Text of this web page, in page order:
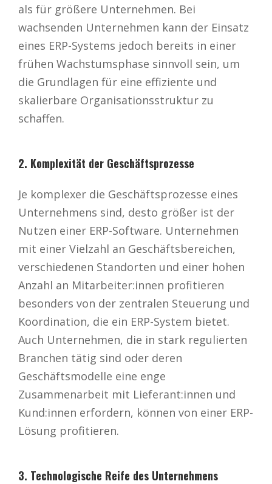
als für größere Unternehmen. Bei
wachsenden Unternehmen kann der Einsatz
eines ERP-Systems jedoch bereits in einer
frühen Wachstumsphase sinnvoll sein, um
die Grundlagen für eine effiziente und
skalierbare Organisationsstruktur zu
schaffen.
2. Komplexität der Geschäftsprozesse
Je komplexer die Geschäftsprozesse eines
Unternehmens sind, desto größer ist der
Nutzen einer ERP-Software. Unternehmen
mit einer Vielzahl an Geschäftsbereichen,
verschiedenen Standorten und einer hohen
Anzahl an Mitarbeiter:innen profitieren
besonders von der zentralen Steuerung und
Koordination, die ein ERP-System bietet.
Auch Unternehmen, die in stark regulierten
Branchen tätig sind oder deren
Geschäftsmodelle eine enge
Zusammenarbeit mit Lieferant:innen und
Kund:innen erfordern, können von einer ERP-
Lösung profitieren.
3. Technologische Reife des Unternehmens